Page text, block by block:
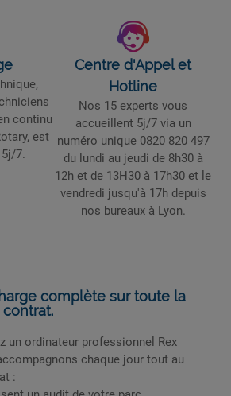
continu
est
7.
Centre d'Appel et
Hotline
Nos 15 experts vous
accueillent 5j/7 via un
numéro unique 0820 820 497
du lundi au jeudi de 8h30 à
12h et de 13H30 à 17h30 et le
vendredi jusqu'à 17h depuis
nos bureaux à Lyon.
complète sur toute la
un ordinateur professionnel Rex
chaque jour tout au
: